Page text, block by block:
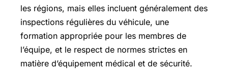
les régions, mais elles incluent généralement des
inspections régulières du véhicule, une
formation appropriée pour les membres de
l’équipe, et le respect de normes strictes en
matière d’équipement médical et de sécurité.